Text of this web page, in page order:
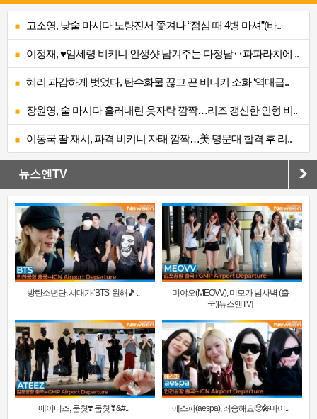
고소영, 낮술 마시다 노량진서 쫓겨나 “점심 때 4병 마셔”(바..
이정재, ♥임세령 비키니 인생샷 남겨주는 다정남‥파파라치에 ..
혜리 과감하게 벗었다, 탄수화물 끊고 끈 비니키 소화 ‘역대급..
장원영, 술 마시다 흘러내린 옷자락 깜짝…리즈 갱신한 인형 비..
이동국 딸 재시, 파격 비키니 자태 깜짝…美 명문대 합격 후 리..
뉴스엔TV
방탄소년단, 시대가 ‘BTS’ 원해🎵 ..
미야오(MEOVV), 미모가 넘사벽 (출
국)[뉴스엔TV]
에이티즈, 둠칫❣️ 둠칫❣&#.. 에스파(aespa), 죄송해요🥺🎤마이..